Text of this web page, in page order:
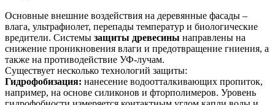
Основные внешние воздействия на деревянные фасады –
влага, ультрафиолет, перепады температур и биологические
вредители. Системы защиты древесины направлены на
снижение проникновения влаги и предотвращение гниения, а
также на противодействие УФ-лучам.
Существует несколько технологий защиты:
Гидрофобизация: нанесение водоотталкивающих пропиток,
например, на основе силиконов и фторполимеров. Уровень